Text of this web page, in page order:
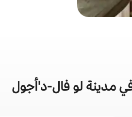
مدينة لو فال-د'أجول